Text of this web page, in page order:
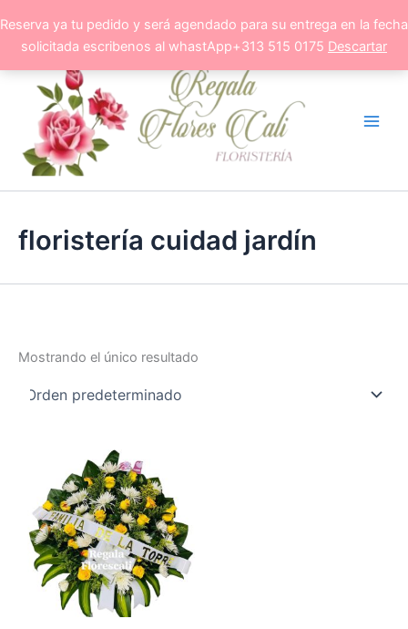
Reserva ya tu pedido y será agendado para su entrega en la fecha
solicitada escribenos al whastApp+313 515 0175 Descartar
al
contenido
floristería cuidad jardín
Mostrando el único resultado